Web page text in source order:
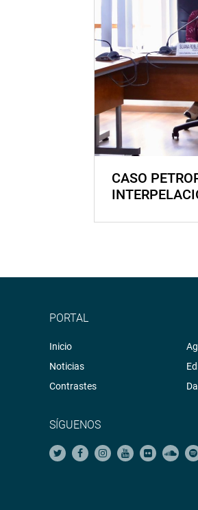
CASO
PORTAL
Inicio
Noticias
Contrastes
SÍGUENOS